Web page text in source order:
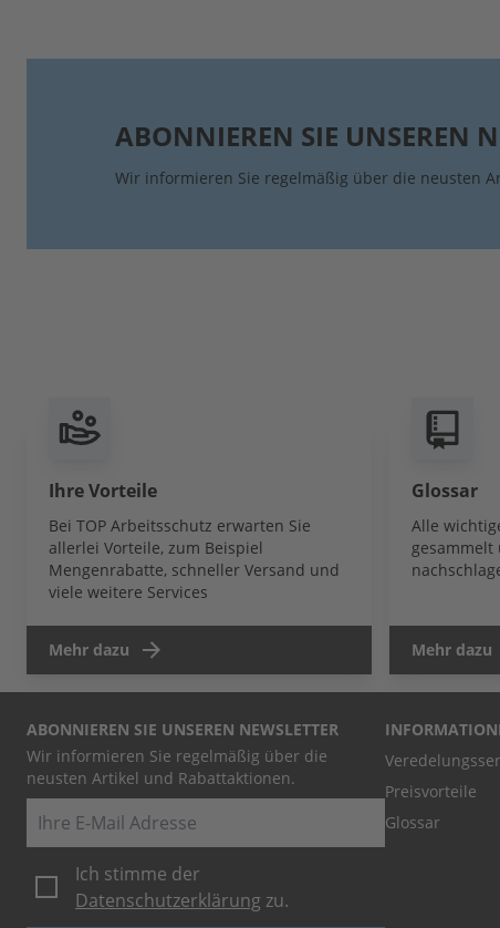
ABONNIEREN SIE UNSEREN
Wir informieren Sie regelmäßig über die neusten
Ihre Vorteile
Bei TOP Arbeitsschutz erwarten Sie
allerlei Vorteile, zum Beispiel
Mengenrabatte, schneller Versand und
viele weitere Services
Mehr dazu
Glossar
Alle
Mehr dazu
ABONNIEREN SIE UNSEREN NEWSLETTER
Wir informieren Sie regelmäßig über die
neusten Artikel und Rabattaktionen.
E-Mail
Ich stimme der
Datenschutzerklärung zu.
Preisvorteile
Glossar